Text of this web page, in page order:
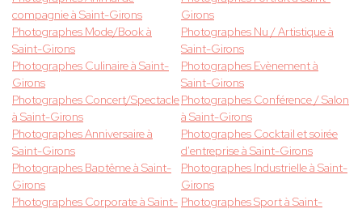
compagnie à Saint-Girons
Girons
Photographes Mode/Book à
Saint-Girons
Photographes Nu / Artistique à
Saint-Girons
Photographes Culinaire à Saint-
Girons
Photographes Evènement à
Saint-Girons
Photographes Concert/Spectacle
à Saint-Girons
Photographes Conférence / Salon
à Saint-Girons
Photographes Anniversaire à
Saint-Girons
Photographes Cocktail et soirée
d'entreprise à Saint-Girons
Photographes Baptême à Saint-
Girons
Photographes Industrielle à Saint-
Girons
Photographes Corporate à Saint- Photographes Sport à Saint-